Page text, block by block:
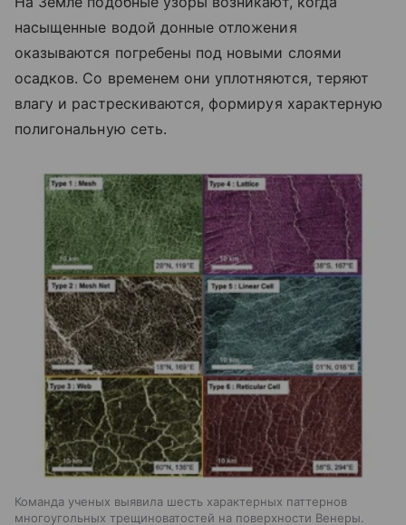
насыщенные водой донные отложения
оказываются погребены под новыми слоями
осадков. Со временем они уплотняются, теряют
влагу и растрескиваются, формируя характерную
полигональную сеть.
Команда ученых выявила шесть характерных паттернов
многоугольных трещиноватостей на поверхности Венеры.